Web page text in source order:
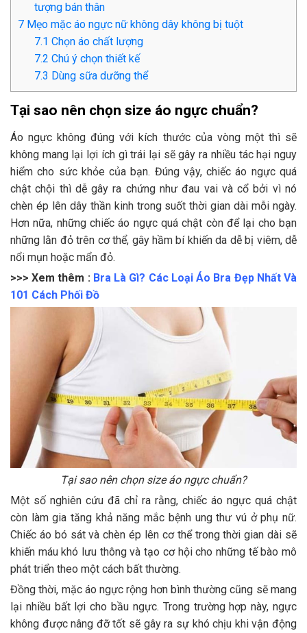
tượng bán thân
7 Mẹo mặc áo ngực nữ không dây không bị tuột
7.1 Chọn áo chất lượng
7.2 Chú ý chọn thiết kế
7.3 Dùng sữa dưỡng thể
Tại sao nên chọn size áo ngực chuẩn?
Áo ngực không đúng với kích thước của vòng một thì sẽ
không mang lại lợi ích gì trái lại sẽ gây ra nhiều tác hại nguy
hiểm cho sức khỏe của bạn. Đúng vậy, chiếc áo ngực quá
chật chội thì dễ gây ra chứng như đau vai và cổ bởi vì nó
chèn ép lên dây thần kinh trong suốt thời gian dài mỗi ngày.
Hơn nữa, những chiếc áo ngực quá chật còn để lại cho bạn
những lằn đỏ trên cơ thể, gây hầm bí khiến da dễ bị viêm, dễ
nổi mụn hoặc mẩn đỏ.
>>> Xem thêm : Bra Là Gì? Các Loại Áo Bra Đẹp Nhất Và
101 Cách Phối Đồ
Tại sao nên chọn size áo ngực chuẩn?
Một số nghiên cứu đã chỉ ra rằng, chiếc áo ngực quá chật
còn làm gia tăng khả năng mắc bệnh ung thư vú ở phụ nữ.
Chiếc áo bó sát và chèn ép lên cơ thể trong thời gian dài sẽ
khiến máu khó lưu thông và tạo cơ hội cho những tế bào mô
phát triển theo một cách bất thường.
Đồng thời, mặc áo ngực rộng hơn bình thường cũng sẽ mang
lại nhiều bất lợi cho bầu ngực. Trong trường hợp này, ngực
không được nâng đỡ tốt sẽ gây ra sự khó chịu khi vận động